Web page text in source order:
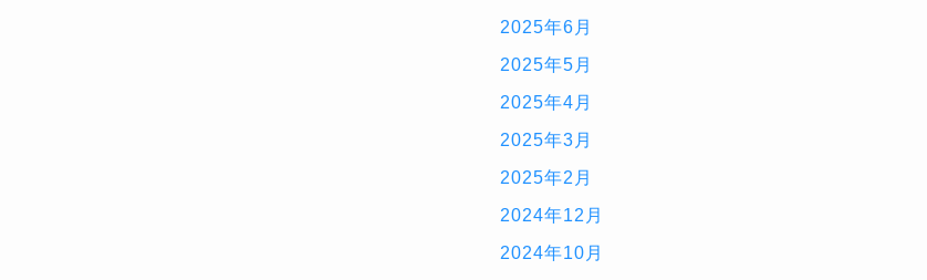
2025年6月
2025年5月
2025年4月
2025年3月
2025年2月
2024年12月
2024年10月